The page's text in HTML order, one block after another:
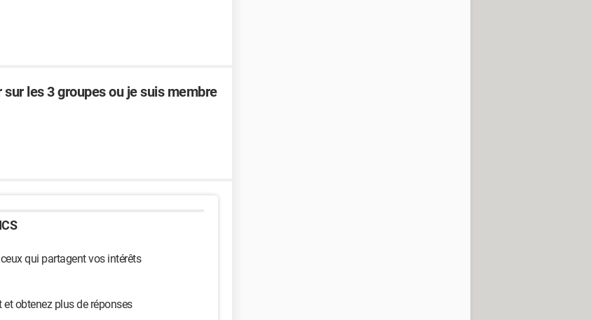
les 3 groupes ou je suis membre
qui partagent vos intérêts
obtenez plus de réponses